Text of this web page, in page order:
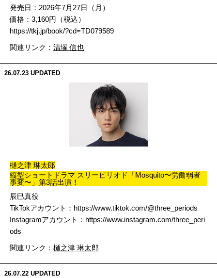
発売日：2026年7月27日（月）
価格：3,160円（税込）
https://tkj.jp/book/?cd=TD079589
関連リンク： 清塚 信也
26.07.23 UPDATED
樋之津 琳太郎
縦型ショートドラマ スリーピリオド「Mosquito〜労働弱者
事変〜」第3話出演！
辰巳真役
TikTokアカウント： https://www.tiktok.com/@three_periods
Instagramアカウント： https://www.instagram.com/three_peri
ods
関連リンク： 樋之津 琳太郎
26.07.22 UPDATED